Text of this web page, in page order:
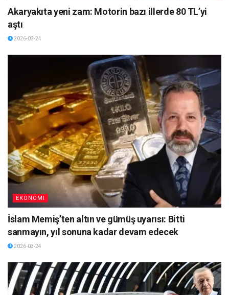
Akaryakıta yeni zam: Motorin bazı illerde 80 TL’yi
aştı
2026-03-24
EKONOMI
İslam Memiş’ten altın ve gümüş uyarısı: Bitti
sanmayın, yıl sonuna kadar devam edecek
2026-03-24